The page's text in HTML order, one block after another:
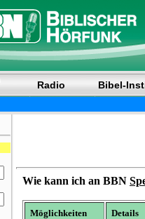
Radio Bibel-
Wie kann ich an BBN
Möglichkeiten Details